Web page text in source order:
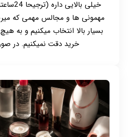
خیلی
مهمونی ها و مجالس مهمی که
بسیار بالا انتخاب میکنیم و به
خرید دقت نمیکنیم. در